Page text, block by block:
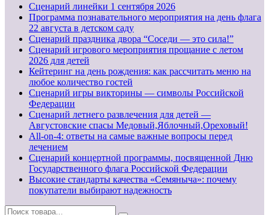
Cценарий линейки 1 сентября 2026
Программа познавательного мероприятия на день флага
22 августа в детском саду
Сценарий праздника двора “Соседи — это сила!”
Сценарий игрового мероприятия прощание с летом
2026 для детей
Кейтеринг на день рождения: как рассчитать меню на
любое количество гостей
Сценарий игры викторины — символы Российской
Федерации
Сценарий летнего развлечения для детей —
Августовские спасы Медовый,Яблочный,Ореховый!
All-on-4: ответы на самые важные вопросы перед
лечением
Сценарий концертной программы, посвященной Дню
Государственного флага Российской Федерации
Высокие стандарты качества «Семяныча»: почему
покупатели выбирают надежность